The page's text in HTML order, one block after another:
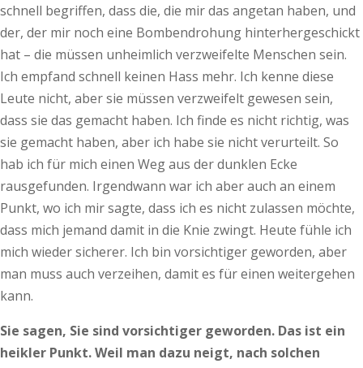
schnell begriffen, dass die, die mir das angetan haben, und
der, der mir noch eine Bombendrohung hinterhergeschickt
hat – die müssen unheimlich verzweifelte Menschen sein.
Ich empfand schnell keinen Hass mehr. Ich kenne diese
Leute nicht, aber sie müssen verzweifelt gewesen sein,
dass sie das gemacht haben. Ich finde es nicht richtig, was
sie gemacht haben, aber ich habe sie nicht verurteilt. So
hab ich für mich einen Weg aus der dunklen Ecke
rausgefunden. Irgendwann war ich aber auch an einem
Punkt, wo ich mir sagte, dass ich es nicht zulassen möchte,
dass mich jemand damit in die Knie zwingt. Heute fühle ich
mich wieder sicherer. Ich bin vorsichtiger geworden, aber
man muss auch verzeihen, damit es für einen weitergehen
kann.
Sie sagen, Sie sind vorsichtiger geworden. Das ist ein
heikler Punkt. Weil man dazu neigt, nach solchen